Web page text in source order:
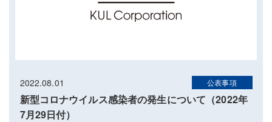
2022.08.01 公表事項
新型コロナウイルス感染者の発生について（2022年
7月29日付）